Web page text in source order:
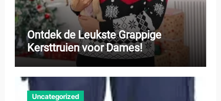
Ontdek de Leukste Grappige
Kersttruien voor Dames!
Uncategorized